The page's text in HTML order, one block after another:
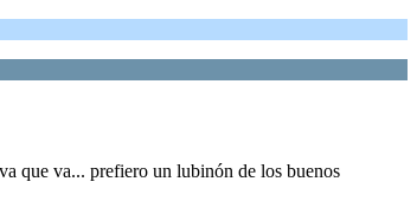
que va... prefiero un lubinón de los buenos